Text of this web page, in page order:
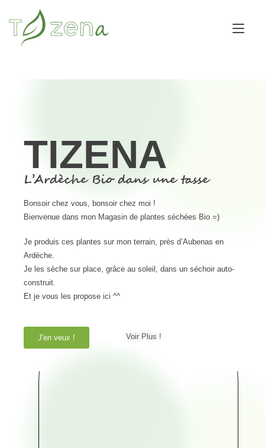
TIZENA
L’Ardèche Bio dans une tasse
Bonsoir chez vous, bonsoir chez moi !
Bienvenue dans mon Magasin de plantes séchées Bio =)
Je produis ces plantes sur mon terrain, près d’Aubenas en
Ardèche.
Je les sèche sur place, grâce au soleil, dans un séchoir auto-
construit.
Et je vous les propose ici ^^
J'en veux ! Voir Plus !